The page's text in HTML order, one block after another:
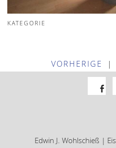
KATEGORIE
VORHERIGE |
Edwin J. Wohlschieß |